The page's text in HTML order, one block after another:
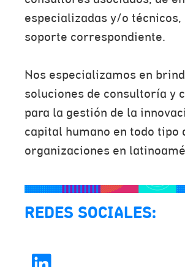
especializadas y/o técnicos,
soporte correspondiente.
Nos especializamos en
soluciones de consultoría y
para la gestión de la
capital humano en todo tipo
organizaciones en
REDES SOCIALES: